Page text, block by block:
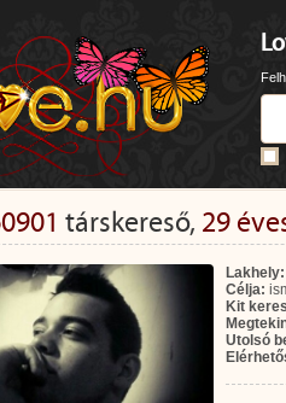
társkereső, 29
Lakhely:
Célja:
Kit
Utolsó